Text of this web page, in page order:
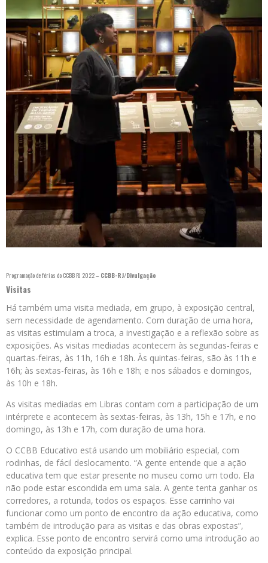
Programação de férias do CCBB RJ 2022 – CCBB-RJ/Divulgação
Visitas
Há também uma visita mediada, em grupo, à exposição central,
sem necessidade de agendamento. Com duração de uma hora,
as visitas estimulam a troca, a investigação e a reflexão sobre as
exposições. As visitas mediadas acontecem às segundas-feiras e
quartas-feiras, às 11h, 16h e 18h. Às quintas-feiras, são às 11h e
16h; às sextas-feiras, às 16h e 18h; e nos sábados e domingos,
às 10h e 18h.
As visitas mediadas em Libras contam com a participação de um
intérprete e acontecem às sextas-feiras, às 13h, 15h e 17h, e no
domingo, às 13h e 17h, com duração de uma hora.
O CCBB Educativo está usando um mobiliário especial, com
rodinhas, de fácil deslocamento. “A gente entende que a ação
educativa tem que estar presente no museu como um todo. Ela
não pode estar escondida em uma sala. A gente tenta ganhar os
corredores, a rotunda, todos os espaços. Esse carrinho vai
funcionar como um ponto de encontro da ação educativa, como
também de introdução para as visitas e das obras expostas”,
explica. Esse ponto de encontro servirá como uma introdução ao
conteúdo da exposição principal.